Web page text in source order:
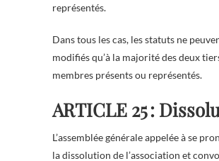
représentés.
Dans tous les cas, les statuts ne
modifiés qu’à la majorité des deux
membres présents ou représentés.
ARTICLE 25 :
L’assemblée générale appelée à se
la dissolution de l’association et